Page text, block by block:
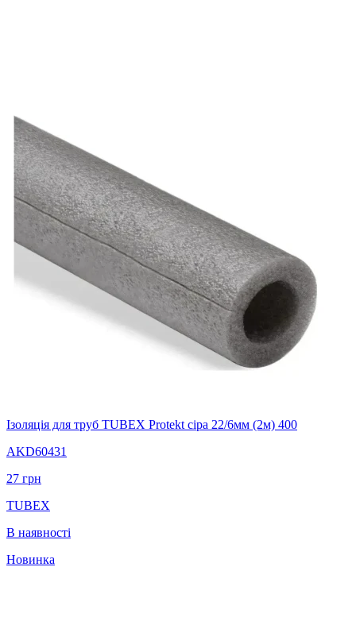
Ізоляція для труб TUBEX Protekt сіра 22/6мм (2м) 400
AKD60431
27 грн
TUBEX
В наявності
Новинка